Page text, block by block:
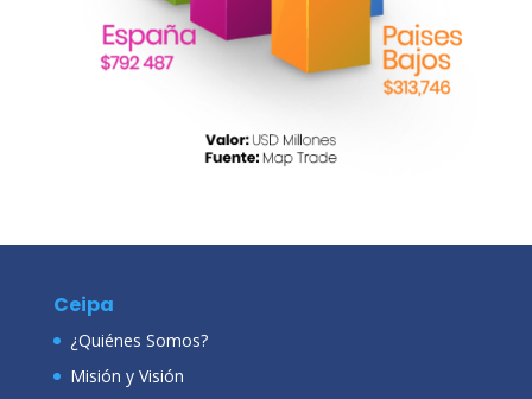
Ceipa
¿Quiénes Somos?
Misión y Visión